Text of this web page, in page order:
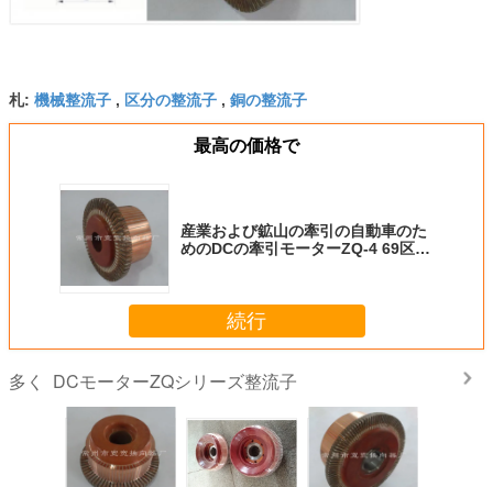
札: 機械整流子 , 区分の整流子 , 銅の整流子
最高の価格で
産業および鉱山の牽引の自動車のた
めのDCの牽引モーターZQ-4 69区分
続行
多く DCモーターZQシリーズ整流子